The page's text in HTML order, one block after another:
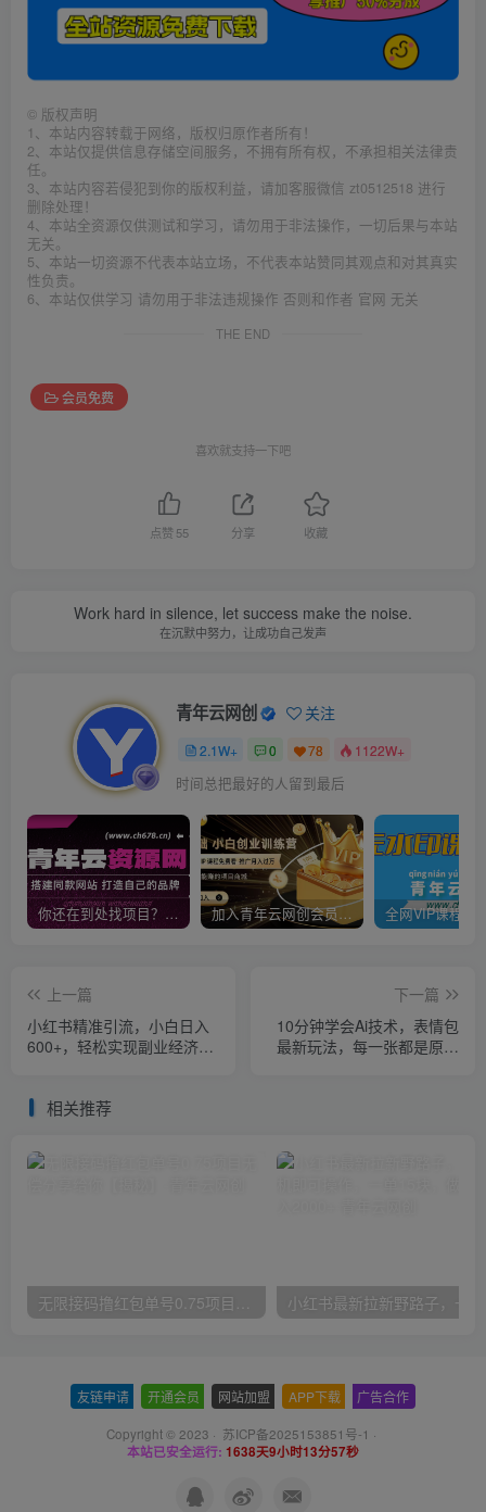
© 版权声明
1、本站内容转载于网络，版权归原作者所有！
2、本站仅提供信息存储空间服务，不拥有所有权，不承担相关法律责
任。
3、本站内容若侵犯到你的版权利益，请加客服微信 zt0512518 进行
删除处理！
4、本站全资源仅供测试和学习，请勿用于非法操作，一切后果与本站
无关。
5、本站一切资源不代表本站立场，不代表本站赞同其观点和对其真实
性负责。
6、本站仅供学习 请勿用于非法违规操作 否则和作者 官网 无关
THE END
会员免费
喜欢就支持一下吧
点赞55 分享 收藏
Work hard in silence, let success make the noise.
在沉默中努力，让成功自己发声
青年云网创 关注
2.1W+ 0 78 1122W+
时间总把最好的人留到最后
你还在到处找项目？还在当韭菜？我靠卖项目一个月收入5万+，曾经我也是个失败者。 加入青年云网创会员，全站资源免费学习。加入高级合伙人，推广日入1000+
上一篇
小红书精准引流，小白日入
600+，轻松实现副业经济自
下一篇
10分钟学会Ai技术，表情包
最新玩法，每一张都是原创
相关推荐
无限接码撸红包单号0.75项目无偿分享给你【揭秘】
友链申请 开通会员 网站加盟 APP下载 广告合作
Copyright © 2023 · 苏ICP备2025153851号-1 ·
本站已安全运行: 1638天9小时13分57秒